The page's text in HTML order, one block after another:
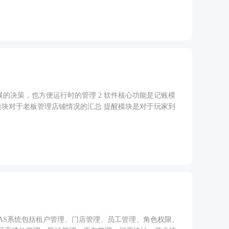
决策，也方便运行时的管理 2.软件核心功能是记账模
对于老板管理店铺情况的汇总 提醒模块是对于玩家到
系统包括租户管理、门店管理、员工管理、角色权限、